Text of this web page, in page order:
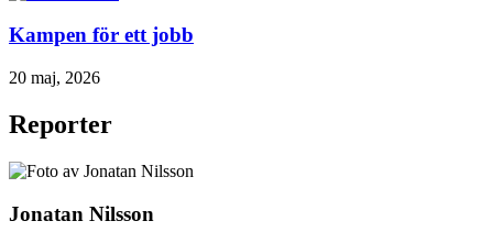
Kampen för ett jobb
20 maj, 2026
Reporter
Jonatan Nilsson